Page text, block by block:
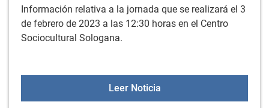
Información relativa a la jornada que se realizará el 3
de febrero de 2023 a las 12:30 horas en el Centro
Sociocultural Sologana.
Leer NoticiaJornada informativa: la